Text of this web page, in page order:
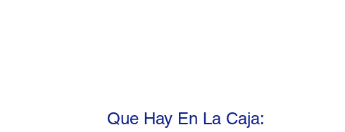
Que Hay En La Caja: